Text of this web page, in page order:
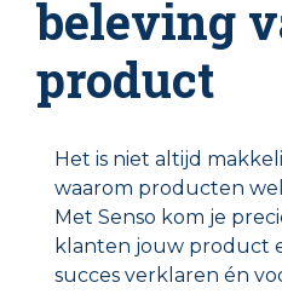
beleving
product
Het is niet altijd
waarom producten
Met Senso kom je
klanten jouw product
succes verklaren én